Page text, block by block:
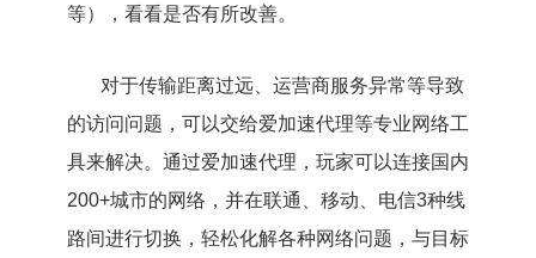
等），看看是否有所改善。
对于传输距离过远、运营商服务异常等导致
的访问问题，可以交给爱加速代理等专业网络工
具来解决。通过爱加速代理，玩家可以连接国内
200+城市的网络，并在联通、移动、电信3种线
路间进行切换，轻松化解各种网络问题，与目标